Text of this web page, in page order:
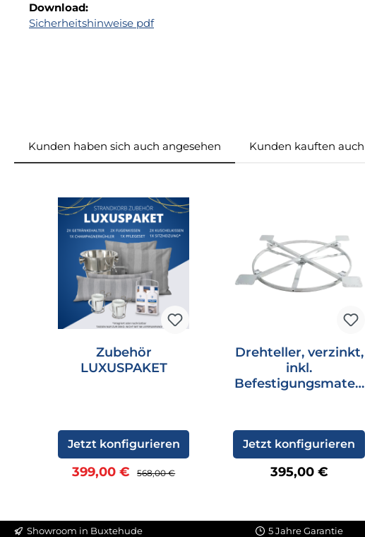
Download:
Sicherheitshinweise pdf
Kunden haben sich auch angesehen Kunden kauften auch
Zubehör
LUXUSPAKET
Verkaufspreis:
399,00 € Regulärer Preis:
568,00 €
Jetzt konfigurieren
Drehteller, verzinkt,
inkl.
Befestigungsmateri
Regulärer Preis:
395,00 €
Jetzt konfigurieren
Showroom in Buxtehude 5 Jahre Garantie